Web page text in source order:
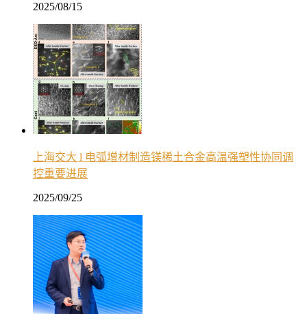
2025/08/15
上海交大 l 电弧增材制造镁稀土合金高温强塑性协同调
控重要进展
2025/09/25